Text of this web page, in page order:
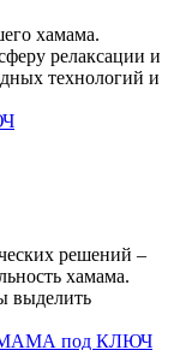
хамама.
релаксации и
технологий и
решений –
хамама.
выделить